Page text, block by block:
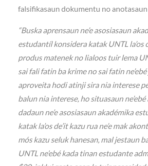
falsifikasaun dokumentu no
“Buska aprensaun ne’e asosiasaun
estudantíl konsidera katak UNTL la’os
produs matenek no lialoos tuir lema
sai fali fatin ba krime no sai fatin
aproveita hodi atinji sira nia interese
balun nia interese, ho situasaun
dadaun ne’e asosiasaun akadémika
katak la’os de’it kazu rua ne’e mak
mós kazu seluk hanesan, mal jestaun
UNTL ne’ebé kada tinan estudante